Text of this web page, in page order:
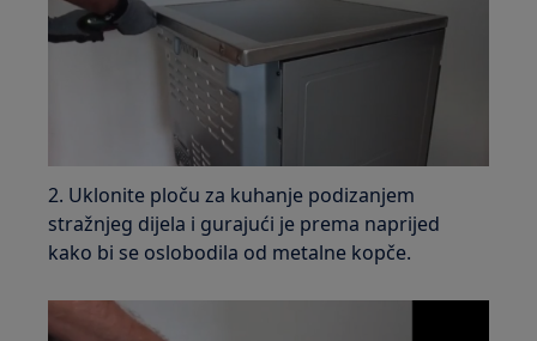
2. Uklonite ploču za kuhanje podizanjem
stražnjeg dijela i gurajući je prema naprijed
kako bi se oslobodila od metalne kopče.